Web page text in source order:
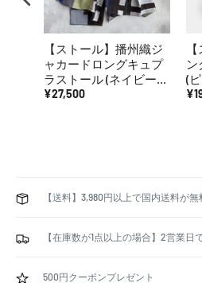
【ストール】播州織ジ
ャカードロングキュプ
ラストール (ネイビーブ
ラウン) | 播州織 | POLS
¥27,500
ン
(
【送料】3,980円以上で国内送料が無
【在庫数が1点以上の場合】2営業日
500円クーポンプレゼント